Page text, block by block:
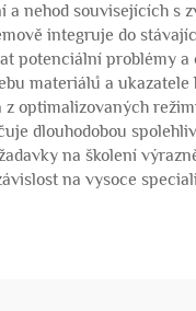
nehod souvisejících
integruje do
potenciální problémy
materiálů a
optimalizovaných
dlouhodobou
na školení
na vysoce